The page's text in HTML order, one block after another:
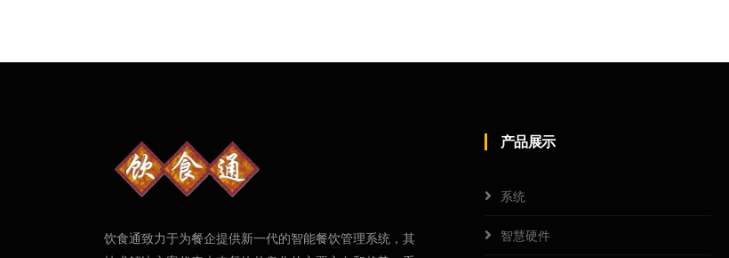
饮食通致力于为餐企提供新一代的智能餐饮管理系统，其
产品展示
系统
智慧硬件